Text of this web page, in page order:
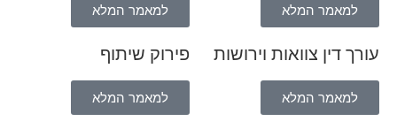
למאמר המלא למאמר המלא
עורך דין צוואות וירושות
למאמר המלא
פירוק שיתוף
למאמר המלא